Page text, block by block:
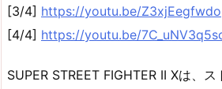
[3/4] https://youtu.be/Z3xjEegfwdo
[4/4] https://youtu.be/
SUPER STREET FIGHTER II Xは、